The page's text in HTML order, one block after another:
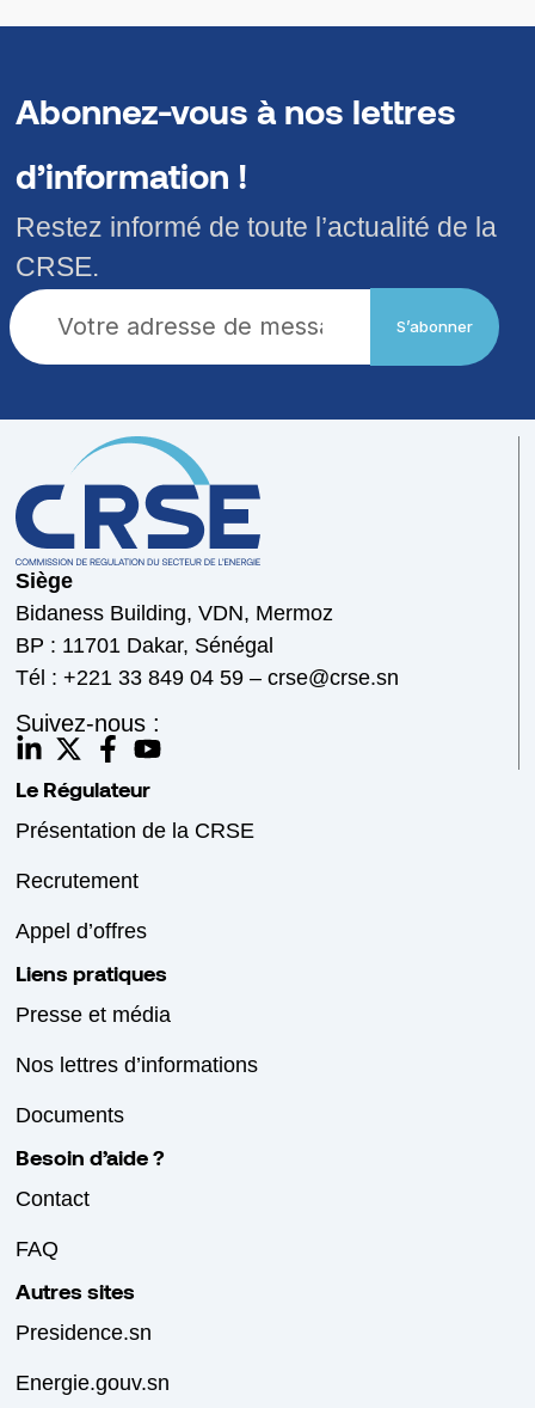
Abonnez-vous à nos lettres
d’information !
Restez informé de toute l’actualité de la
CRSE.
S’abonner
Siège
Bidaness Building, VDN, Mermoz
BP : 11701 Dakar, Sénégal
Tél : +221 33 849 04 59 – crse@crse.sn
Suivez-nous :
Le Régulateur
Présentation de la CRSE
Recrutement
Appel d’offres
Liens pratiques
Presse et média
Nos lettres d’informations
Documents
Besoin d’aide ?
Contact
FAQ
Autres sites
Presidence.sn
Energie.gouv.sn